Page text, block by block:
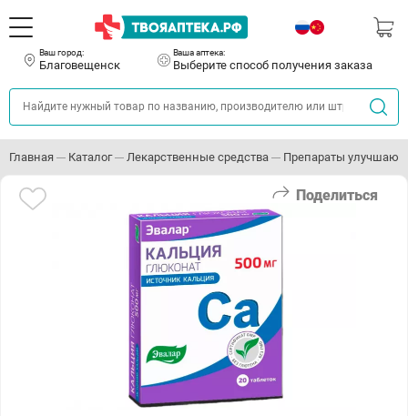
Ваш город:
Благовещенск
Ваша аптека:
Выберите способ получения заказа
Главная Каталог Лекарственные средства Препараты
Поделиться